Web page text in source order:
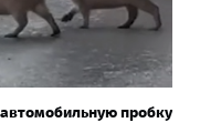
пробку